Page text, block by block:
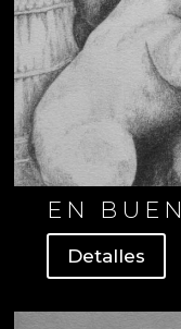
EN
Detalles